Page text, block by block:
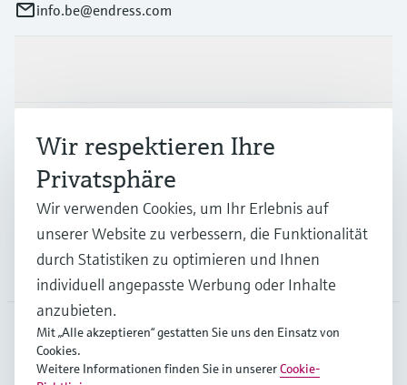
info.be@endress.com
Branchen
Support
Unternehmen
BEL
Wir respektieren Ihre
Privatsphäre
Wir verwenden Cookies, um Ihr Erlebnis auf
unserer Website zu verbessern, die Funktionalität
durch Statistiken zu optimieren und Ihnen
individuell angepasste Werbung oder Inhalte
anzubieten.
Mit „Alle akzeptieren“ gestatten Sie uns den Einsatz von
Cookies.
Weitere Informationen finden Sie in unsererCookie-